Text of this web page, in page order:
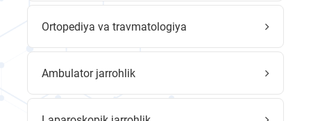
Ortopediya va travmatologiya
Ambulator jarrohlik